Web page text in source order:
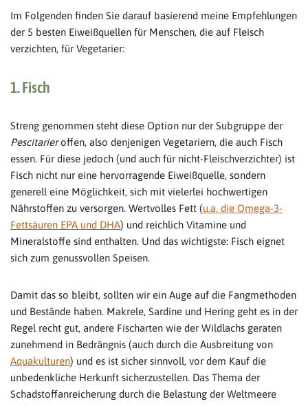
Im Folgenden finden Sie darauf basierend meine Empfehlungen
der 5 besten Eiweißquellen für Menschen, die auf Fleisch
verzichten, für Vegetarier:
1. Fisch
Streng genommen steht diese Option nur der Subgruppe der
Pescitarieroffen, also denjenigen Vegetariern, die auch Fisch
essen. Für diese jedoch (und auch für nicht-Fleischverzichter) ist
Fisch nicht nur eine hervorragende Eiweißquelle, sondern
generell eine Möglichkeit, sich mit vielerlei hochwertigen
Nährstoffen zu versorgen. Wertvolles Fett (u.a. die Omega-3-
Fettsäuren EPA und DHA) und reichlich Vitamine und
Mineralstoffe sind enthalten. Und das wichtigste: Fisch eignet
sich zum genussvollen Speisen.
Damit das so bleibt, sollten wir ein Auge auf die Fangmethoden
und Bestände haben. Makrele, Sardine und Hering geht es in der
Regel recht gut, andere Fischarten wie der Wildlachs geraten
zunehmend in Bedrängnis (auch durch die Ausbreitung von
Aquakulturen) und es ist sicher sinnvoll, vor dem Kauf die
unbedenkliche Herkunft sicherzustellen. Das Thema der
Schadstoffanreicherung durch die Belastung der Weltmeere